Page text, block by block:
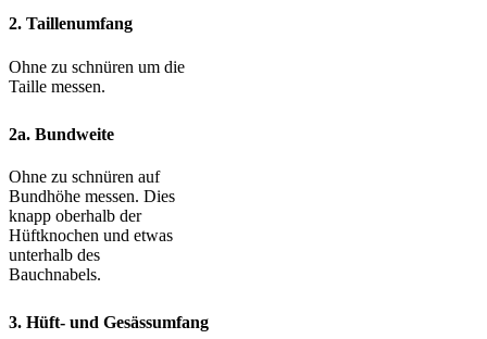
2. Taillenumfang
Ohne zu schnüren um die
Taille messen.
2a. Bundweite
Ohne zu schnüren auf
Bundhöhe messen. Dies
knapp oberhalb der
Hüftknochen und etwas
unterhalb des
Bauchnabels.
3. Hüft- und Gesässumfang